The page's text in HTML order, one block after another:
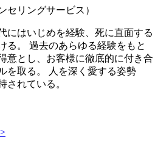
セリングサービス）
にはいじめを経験、死に直面する
る。 過去のあらゆる経験をもと
意とし、お客様に徹底的に付き合
を取る。 人を深く愛する姿勢
されている。